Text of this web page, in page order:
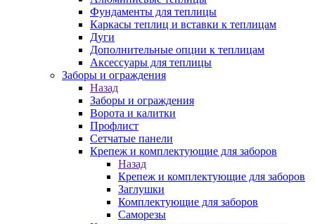
Фундаменты для теплицы
Каркасы теплиц и вставки к теплицам
Дуги
Дополнительные опции к теплицам
Аксессуары для теплицы
Заборы и ограждения
Назад
Заборы и ограждения
Ворота и калитки
Профлист
Сетчатые панели
Крепеж и комплектующие для заборов
Назад
Крепеж и комплектующие для заборов
Заглушки
Комплектующие для заборов
Саморезы